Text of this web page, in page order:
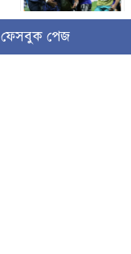
৫
ফেসবুক পেজ